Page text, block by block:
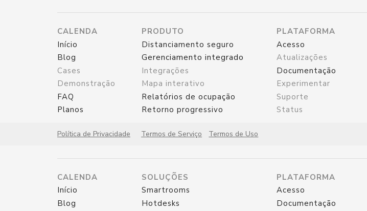
CALENDA
Início
Blog
Cases
Demonstração
FAQ
Planos
PRODUTO
Distanciamento seguro
Gerenciamento integrado
Integrações
Mapa interativo
Relatórios de ocupação
Retorno progressivo
PLATAFORMA
Acesso
Atualizações
Documentação
Experimentar
Suporte
Status
Política de Privacidade Termos de Serviço Termos de Uso
CALENDA
Início
Blog
SOLUÇÕES
Smartrooms
Hotdesks
PLATAFORMA
Acesso
Documentação